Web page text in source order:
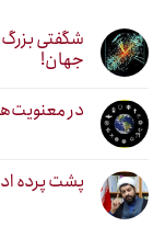
شگفتی
جهان!
در
پشت پرده